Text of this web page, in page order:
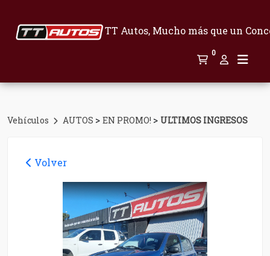
TT Autos, Mucho más que un
0
Vehículos AUTOS > EN PROMO! > ULTIMOS INGRESOS
Volver